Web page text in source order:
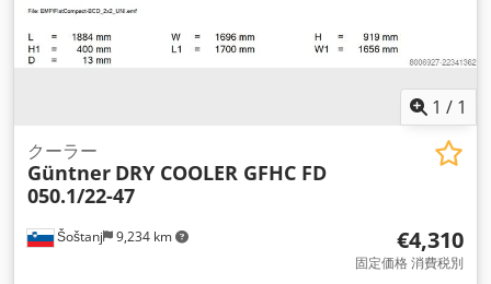
1 / 1
Šoštanj 9,234 km
クーラー
Güntner DRY COOLER GFHC FD
050.1/22-47
€4,310
固定価格 消費税別